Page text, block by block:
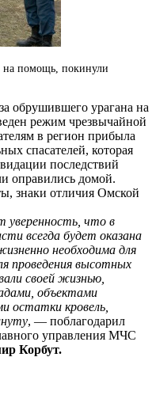
помощь, покинули
обрушившего урагана на
режим чрезвычайной
в регион прибыла
спасателей, которая
последствий
оправились домой.
знаки отличия Омской
уверенность, что в
всегда будет оказана
необходима для
проведения высотных
своей жизнью,
объектами
остатки кровель,
, — поблагодарил
управления МЧС
Корбут.